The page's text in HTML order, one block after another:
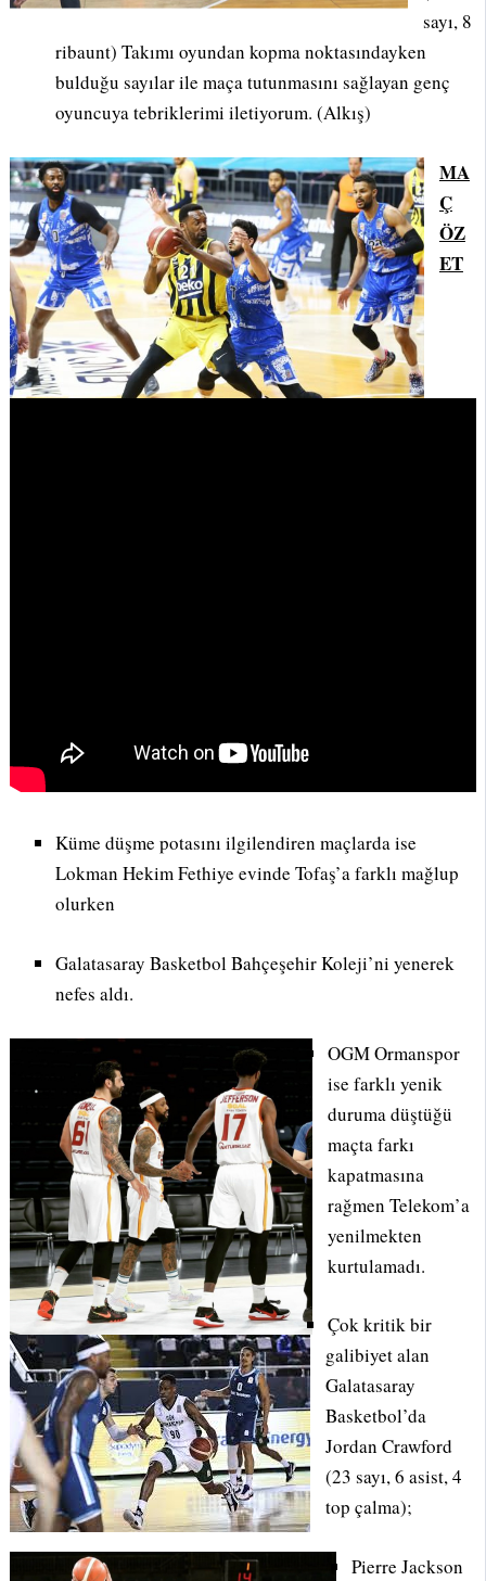
sayı, 8
ribaunt) Takımı oyundan kopma noktasındayken
bulduğu sayılar ile maça tutunmasını sağlayan genç
oyuncuya tebriklerimi iletiyorum. (Alkış)
MA
Ç
ÖZ
ET
Küme düşme potasını ilgilendiren maçlarda ise
Lokman Hekim Fethiye evinde Tofaş’a farklı mağlup
olurken
Galatasaray Basketbol Bahçeşehir Koleji’ni yenerek
nefes aldı.
OGM Ormanspor
ise farklı yenik
duruma düştüğü
maçta farkı
kapatmasına
rağmen Telekom’a
yenilmekten
kurtulamadı.
Çok kritik bir
galibiyet alan
Galatasaray
Basketbol’da
Jordan Crawford
(23 sayı, 6 asist, 4
top çalma);
Pierre Jackson